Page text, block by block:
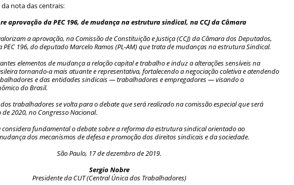
nota das centrais:
aprovação da PEC 196, de mudança na estrutura sindical, na CCJ da Câmara
a aprovação, na Comissão de Constituição e Justiça (CCJ) da Câmara dos Deputados,
196, do deputado Marcelo Ramos (PL-AM) que trata de mudanças na estrutura Sindical.
elementos de mudança a relação capital e trabalho e induz a alterações sensíveis na
tornando-a mais atuante e representativa, fortalecendo a negociação coletiva e atendendo
e das entidades sindicais — trabalhadores e empregadores — visando o
do Brasil.
trabalhadores se volta para o debate que será realizado na comissão especial que será
2020, no Congresso Nacional.
considera fundamental o debate sobre a reforma da estrutura sindical orientado ao
dos mecanismos de defesa e promoção dos direitos sindicais e da sociedade.
São Paulo, 17 de dezembro de 2019.
Sergio Nobre
Presidente da CUT (Central Única dos Trabalhadores)